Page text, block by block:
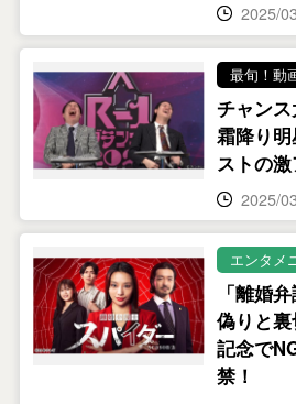
2025/
最旬！動
チャンス
霜降り
ストの
2025/
エンタメ
「離婚
偽りと
記念で
禁！